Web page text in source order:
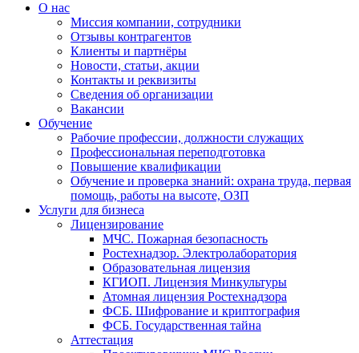
О нас
Миссия компании, сотрудники
Отзывы контрагентов
Клиенты и партнёры
Новости, статьи, акции
Контакты и реквизиты
Сведения об организации
Вакансии
Обучение
Рабочие профессии, должности служащих
Профессиональная переподготовка
Повышение квалификации
Обучение и проверка знаний: охрана труда, первая
помощь, работы на высоте, ОЗП
Услуги для бизнеса
Лицензирование
МЧС. Пожарная безопасность
Ростехнадзор. Электролаборатория
Образовательная лицензия
КГИОП. Лицензия Минкультуры
Атомная лицензия Ростехнадзора
ФСБ. Шифрование и криптография
ФСБ. Государственная тайна
Аттестация